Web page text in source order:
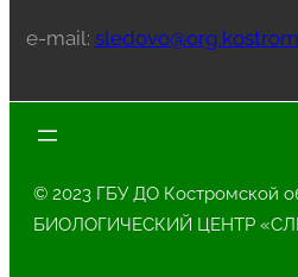
e-mail:
© 2023 ГБУ ДО Костромской
БИОЛОГИЧЕСКИЙ ЦЕНТР